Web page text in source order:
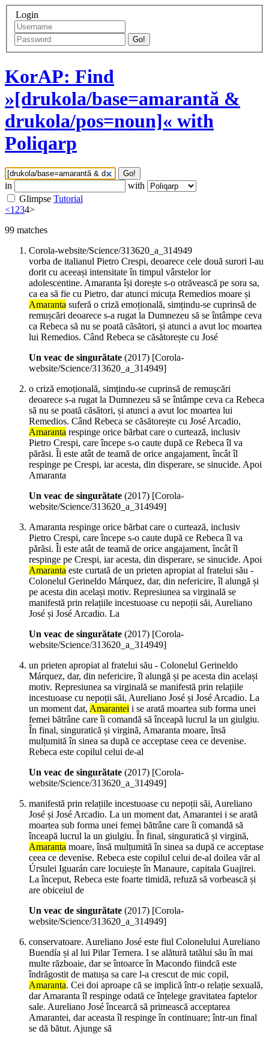
Login
Go!
KorAP: Find
»[drukola/base=amarantă &
drukola/pos=noun]« with
Poliqarp
Go!
in
with
Glimpse Tutorial
<1234>
99 matches
Corola-website/Science/313620_a_314949
vorba de italianul Pietro Crespi, deoarece cele două surori l-au
dorit cu aceeași intensitate în timpul vârstelor lor
adolescentine. Amaranta își dorește s-o otrăvească pe sora sa,
ca ea să fie cu Pietro, dar atunci micuța Remedios moare și
Amaranta suferă o criză emoțională, simțindu-se cuprinsă de
remușcări deoarece s-a rugat la Dumnezeu să se întâmpe ceva
ca Rebeca să nu se poată căsători, și atunci a avut loc moartea
lui Remedios. Când Rebeca se căsătorește cu José
Un veac de singurătate (2017) [Corola-
website/Science/313620_a_314949]
o criză emoțională, simțindu-se cuprinsă de remușcări
deoarece s-a rugat la Dumnezeu să se întâmpe ceva ca Rebeca
să nu se poată căsători, și atunci a avut loc moartea lui
Remedios. Când Rebeca se căsătorește cu José Arcadio,
Amaranta respinge orice bărbat care o curtează, inclusiv
Pietro Crespi, care începe s-o caute după ce Rebeca îl va
părăsi. Îi este atât de teamă de orice angajament, încât îl
respinge pe Crespi, iar acesta, din disperare, se sinucide. Apoi
Amaranta
Un veac de singurătate (2017) [Corola-
website/Science/313620_a_314949]
Amaranta respinge orice bărbat care o curtează, inclusiv
Pietro Crespi, care începe s-o caute după ce Rebeca îl va
părăsi. Îi este atât de teamă de orice angajament, încât îl
respinge pe Crespi, iar acesta, din disperare, se sinucide. Apoi
Amaranta este curtată de un prieten apropiat al fratelui său -
Colonelul Gerineldo Márquez, dar, din nefericire, îl alungă și
pe acesta din același motiv. Represiunea sa virginală se
manifestă prin relațiile incestuoase cu nepoții săi, Aureliano
José și José Arcadio. La
Un veac de singurătate (2017) [Corola-
website/Science/313620_a_314949]
un prieten apropiat al fratelui său - Colonelul Gerineldo
Márquez, dar, din nefericire, îl alungă și pe acesta din același
motiv. Represiunea sa virginală se manifestă prin relațiile
incestuoase cu nepoții săi, Aureliano José și José Arcadio. La
un moment dat, Amarantei i se arată moartea sub forma unei
femei bătrâne care îi comandă să înceapă lucrul la un giulgiu.
În final, singuratică și virgină, Amaranta moare, însă
mulțumită în sinea sa după ce acceptase ceea ce devenise.
Rebeca este copilul celui de-al
Un veac de singurătate (2017) [Corola-
website/Science/313620_a_314949]
manifestă prin relațiile incestuoase cu nepoții săi, Aureliano
José și José Arcadio. La un moment dat, Amarantei i se arată
moartea sub forma unei femei bătrâne care îi comandă să
înceapă lucrul la un giulgiu. În final, singuratică și virgină,
Amaranta moare, însă mulțumită în sinea sa după ce acceptase
ceea ce devenise. Rebeca este copilul celui de-al doilea văr al
Úrsulei Iguarán care locuiește în Manaure, capitala Guajirei.
La început, Rebeca este foarte timidă, refuză să vorbească și
are obiceiul de
Un veac de singurătate (2017) [Corola-
website/Science/313620_a_314949]
conservatoare. Aureliano José este fiul Colonelului Aureliano
Buendía și al lui Pilar Ternera. I se alătură tatălui său în mai
multe războaie, dar se întoarce în Macondo fiindcă este
îndrăgostit de matușa sa care l-a crescut de mic copil,
Amaranta. Cei doi aproape că se implică într-o relație sexuală,
dar Amaranta îl respinge odată ce înțelege gravitatea faptelor
sale. Aureliano José încearcă să primească acceptarea
Amarantei, dar aceasta îl respinge în continuare; într-un final
se dă bătut. Ajunge să